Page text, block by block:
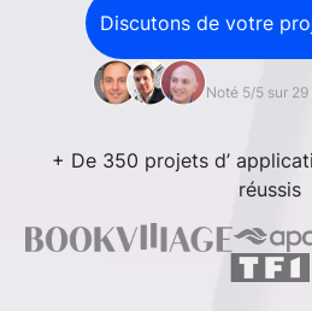
Discutons de votre
Noté 5/5 sur
+ De 350 projets d’
réussis